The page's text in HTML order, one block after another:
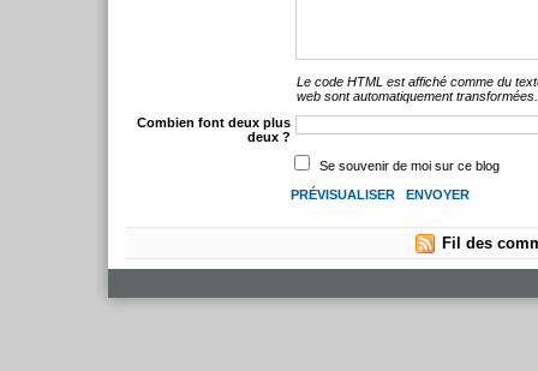
Le code HTML est affiché comme du
web sont automatiquement transformées.
Combien font deux plus
deux ?
Se souvenir de moi sur ce blog
Fil des